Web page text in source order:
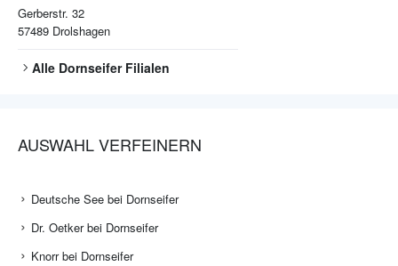
Gerberstr. 32
57489 Drolshagen
Alle DornseiferFilialen
AUSWAHL VERFEINERN
Deutsche See bei Dornseifer
Dr. Oetker bei Dornseifer
Knorr bei Dornseifer